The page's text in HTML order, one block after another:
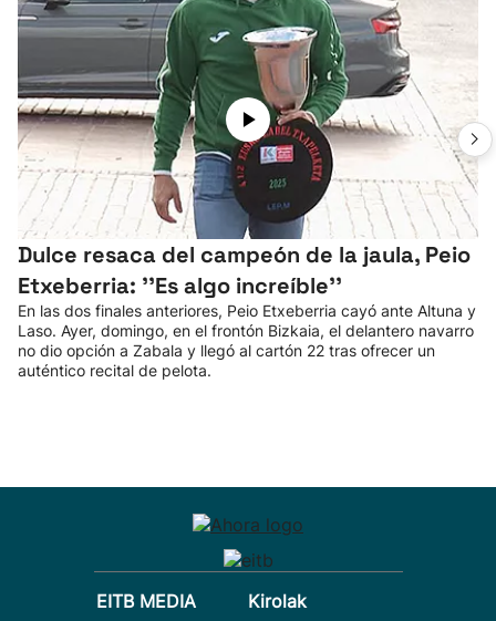
Dulce resaca del campeón de la jaula, Peio
Etxeberria: ''Es algo increíble''
En las dos finales anteriores, Peio Etxeberria cayó ante Altuna y
Laso. Ayer, domingo, en el frontón Bizkaia, el delantero navarro
no dio opción a Zabala y llegó al cartón 22 tras ofrecer un
auténtico recital de pelota.
EITB MEDIA
Kirolak